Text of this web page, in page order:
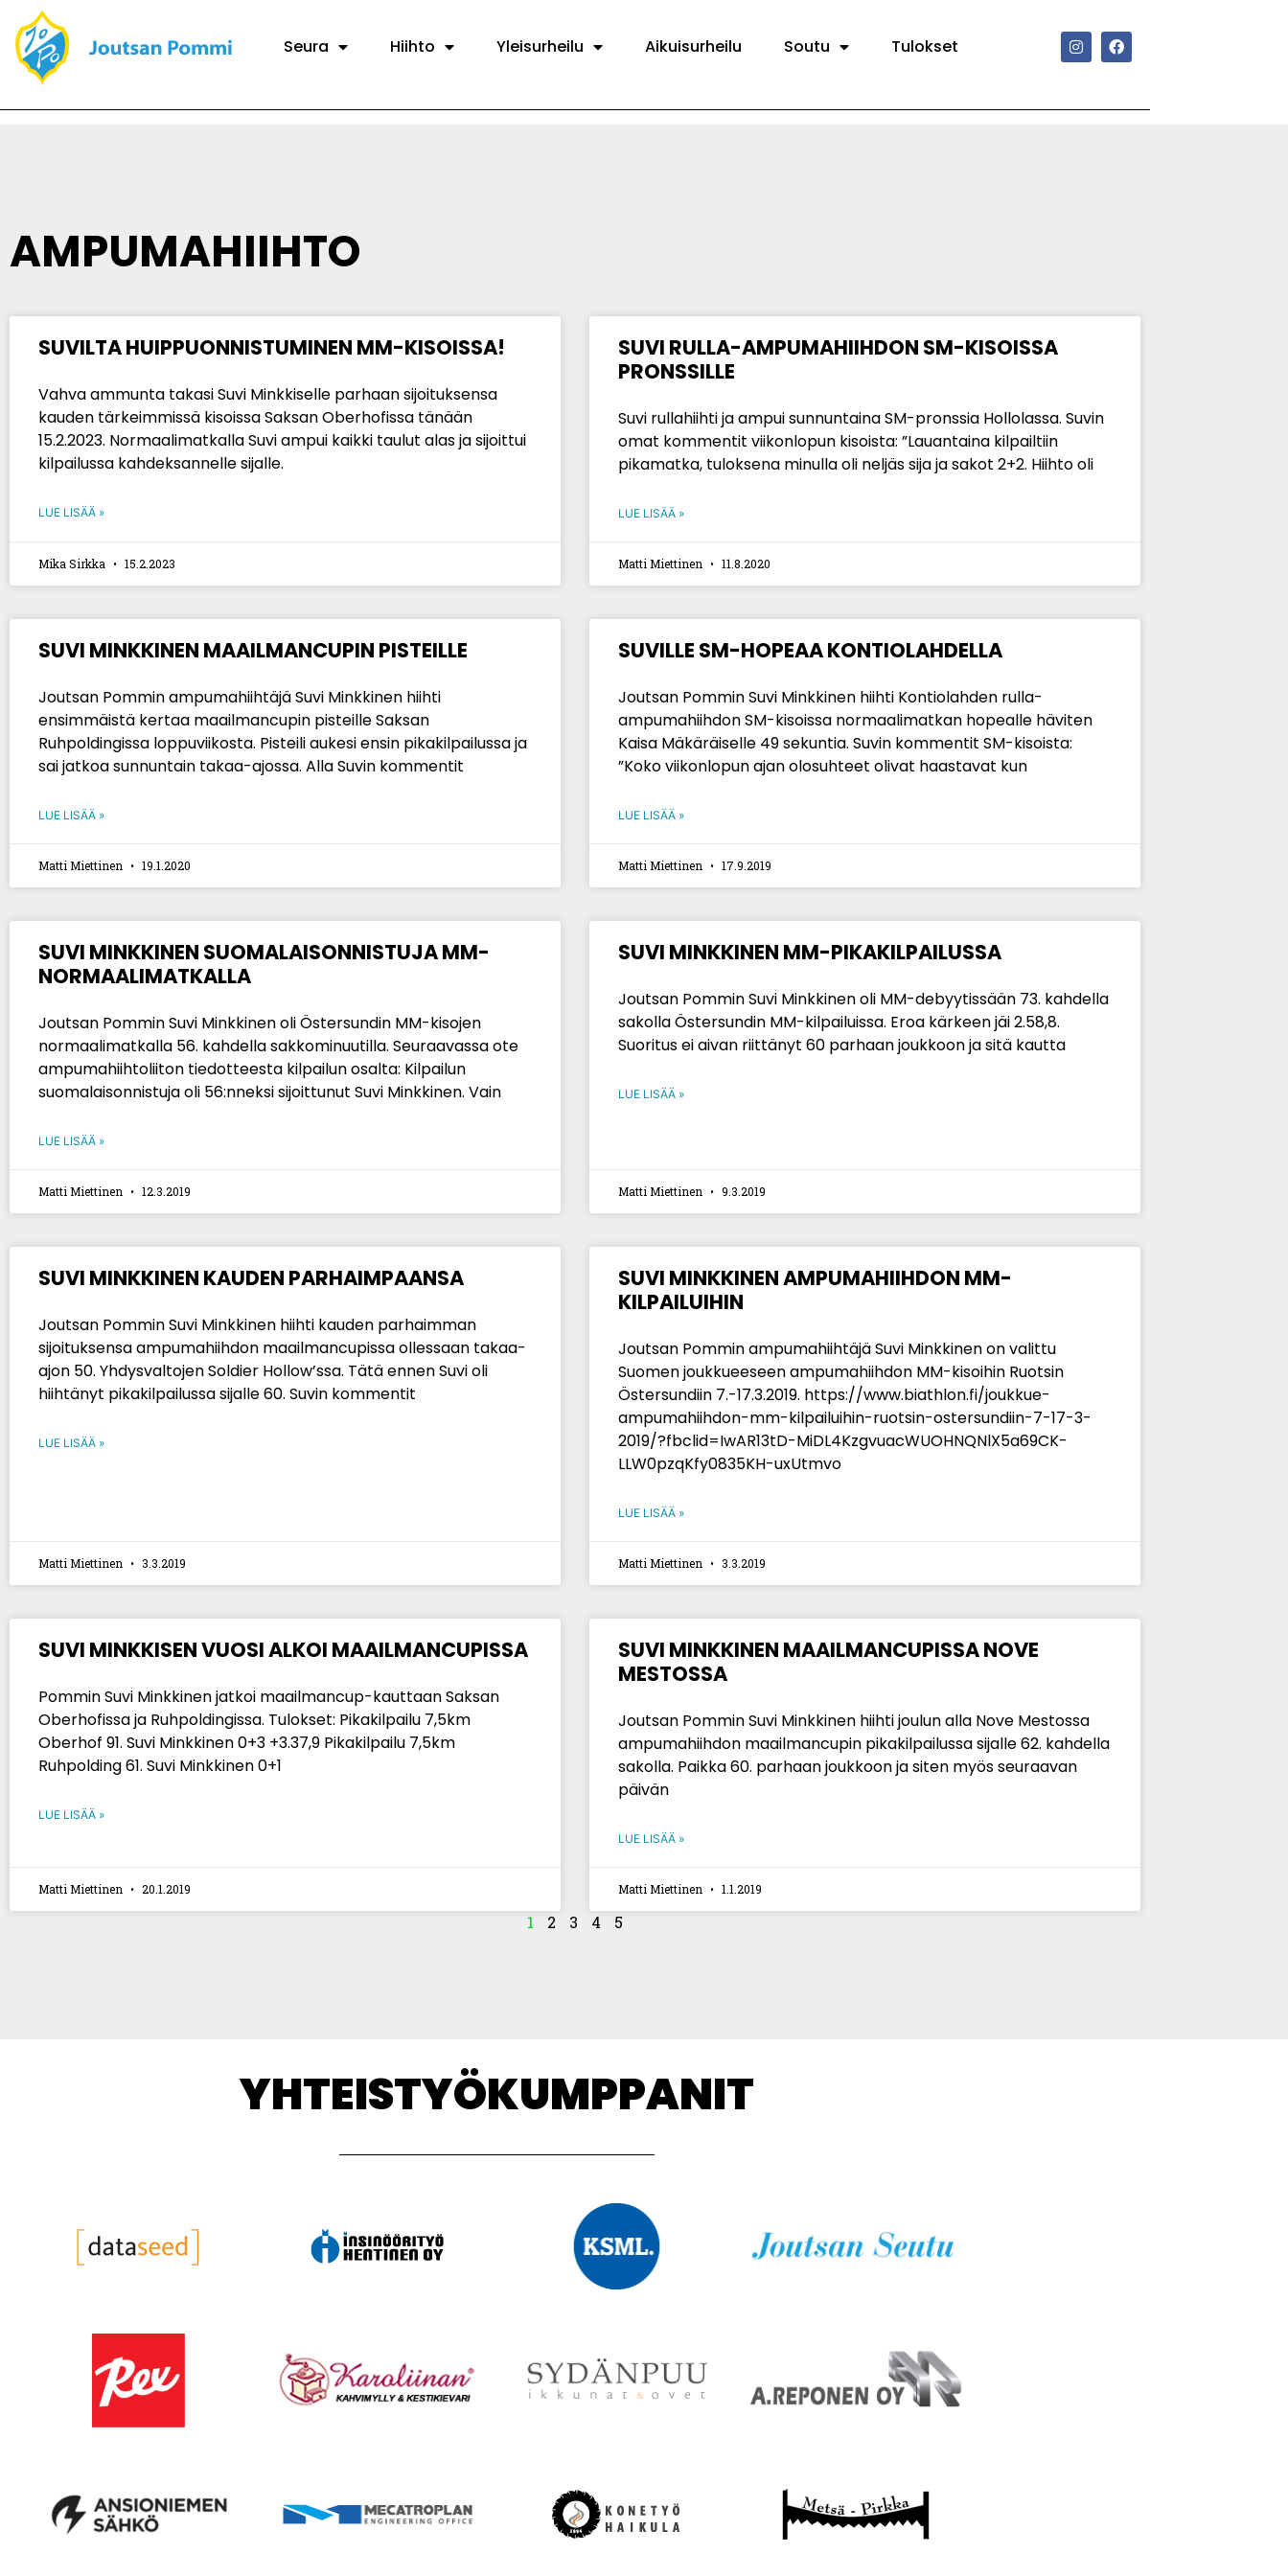
Seura Hiihto Yleisurheilu Aikuisurheilu Soutu Tulokset
AMPUMAHIIHTO
SUVILTA HUIPPUONNISTUMINEN MM-KISOISSA!
Vahva ammunta takasi Suvi Minkkiselle parhaan sijoituksensa
kauden tärkeimmissä kisoissa Saksan Oberhofissa tänään
15.2.2023. Normaalimatkalla Suvi ampui kaikki taulut alas ja sijoittui
kilpailussa kahdeksannelle sijalle.
LUE LISÄÄ »
Mika Sirkka 15.2.2023
SUVI RULLA-AMPUMAHIIHDON SM-KISOISSA
PRONSSILLE
Suvi rullahiihti ja ampui sunnuntaina SM-pronssia Hollolassa. Suvin
omat kommentit viikonlopun kisoista: ”Lauantaina kilpailtiin
pikamatka, tuloksena minulla oli neljäs sija ja sakot 2+2. Hiihto oli
LUE LISÄÄ »
Matti Miettinen 11.8.2020
SUVI MINKKINEN MAAILMANCUPIN PISTEILLE
Joutsan Pommin ampumahiihtäjä Suvi Minkkinen hiihti
ensimmäistä kertaa maailmancupin pisteille Saksan
Ruhpoldingissa loppuviikosta. Pisteili aukesi ensin pikakilpailussa ja
sai jatkoa sunnuntain takaa-ajossa. Alla Suvin kommentit
LUE LISÄÄ »
Matti Miettinen 19.1.2020
SUVILLE SM-HOPEAA KONTIOLAHDELLA
Joutsan Pommin Suvi Minkkinen hiihti Kontiolahden rulla-
ampumahiihdon SM-kisoissa normaalimatkan hopealle häviten
Kaisa Mäkäräiselle 49 sekuntia. Suvin kommentit SM-kisoista:
”Koko viikonlopun ajan olosuhteet olivat haastavat kun
LUE LISÄÄ »
Matti Miettinen 17.9.2019
SUVI MINKKINEN SUOMALAISONNISTUJA MM-
NORMAALIMATKALLA
Joutsan Pommin Suvi Minkkinen oli Östersundin MM-kisojen
normaalimatkalla 56. kahdella sakkominuutilla. Seuraavassa ote
ampumahiihtoliiton tiedotteesta kilpailun osalta: Kilpailun
suomalaisonnistuja oli 56:nneksi sijoittunut Suvi Minkkinen. Vain
LUE LISÄÄ »
Matti Miettinen 12.3.2019
SUVI MINKKINEN MM-PIKAKILPAILUSSA
Joutsan Pommin Suvi Minkkinen oli MM-debyytissään 73. kahdella
sakolla Östersundin MM-kilpailuissa. Eroa kärkeen jäi 2.58,8.
Suoritus ei aivan riittänyt 60 parhaan joukkoon ja sitä kautta
LUE LISÄÄ »
Matti Miettinen 9.3.2019
SUVI MINKKINEN KAUDEN PARHAIMPAANSA
Joutsan Pommin Suvi Minkkinen hiihti kauden parhaimman
sijoituksensa ampumahiihdon maailmancupissa ollessaan takaa-
ajon 50. Yhdysvaltojen Soldier Hollow’ssa. Tätä ennen Suvi oli
hiihtänyt pikakilpailussa sijalle 60. Suvin kommentit
LUE LISÄÄ »
Matti Miettinen 3.3.2019
SUVI MINKKINEN AMPUMAHIIHDON MM-
KILPAILUIHIN
Joutsan Pommin ampumahiihtäjä Suvi Minkkinen on valittu
Suomen joukkueeseen ampumahiihdon MM-kisoihin Ruotsin
Östersundiin 7.-17.3.2019. https://www.biathlon.fi/joukkue-
ampumahiihdon-mm-kilpailuihin-ruotsin-ostersundiin-7-17-3-
2019/?fbclid=IwAR13tD-MiDL4KzgvuacWUOHNQNlX5a69CK-
LLW0pzqKfy0835KH-uxUtmvo
LUE LISÄÄ »
Matti Miettinen 3.3.2019
SUVI MINKKISEN VUOSI ALKOI MAAILMANCUPISSA
Pommin Suvi Minkkinen jatkoi maailmancup-kauttaan Saksan
Oberhofissa ja Ruhpoldingissa. Tulokset: Pikakilpailu 7,5km
Oberhof 91. Suvi Minkkinen 0+3 +3.37,9 Pikakilpailu 7,5km
Ruhpolding 61. Suvi Minkkinen 0+1
LUE LISÄÄ »
Matti Miettinen 20.1.2019
SUVI MINKKINEN MAAILMANCUPISSA NOVE
MESTOSSA
Joutsan Pommin Suvi Minkkinen hiihti joulun alla Nove Mestossa
ampumahiihdon maailmancupin pikakilpailussa sijalle 62. kahdella
sakolla. Paikka 60. parhaan joukkoon ja siten myös seuraavan
päivän
LUE LISÄÄ »
Matti Miettinen 1.1.2019
1 2 3 4 5
YHTEISTYÖKUMPPANIT